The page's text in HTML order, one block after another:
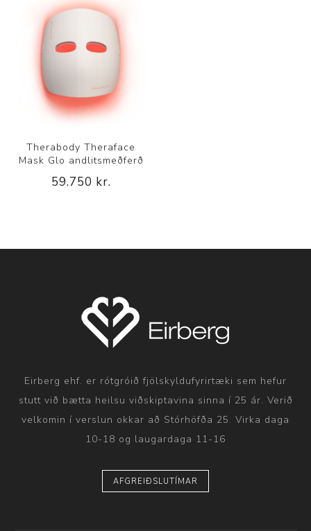
Therabody Theraface
Mask Glo andlitsmeðferð
59.750 kr.
Eirberg ehf. er rótgróið fjölskyldufyrirtæki sem hefur
stutt við bætta heilsu viðskiptavina sinna í 25 ár. Verið
velkomin í verslun okkar að Stórhöfða 25. Virka daga
10-18 og laugardaga 11-16
AFGREIÐSLUTÍMAR